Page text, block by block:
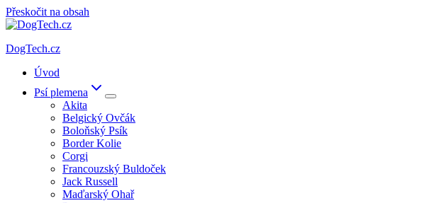
Přeskočit na obsah
DogTech.cz
Úvod
Psí plemena
Akita
Belgický Ovčák
Boloňský Psík
Border Kolie
Corgi
Francouzský Buldoček
Jack Russell
Maďarský Ohař